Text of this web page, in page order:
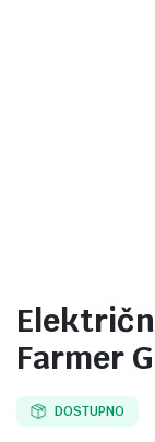
Farmer
DOSTUPNO